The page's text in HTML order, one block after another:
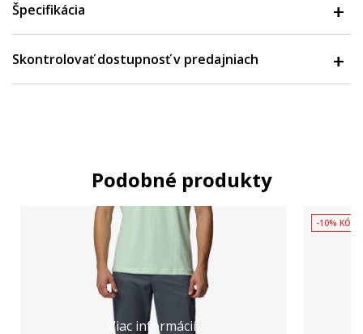
Špecifikácia
Skontrolovať dostupnosť v predajniach
Podobné produkty
Viac informácií
-10% KÓD: